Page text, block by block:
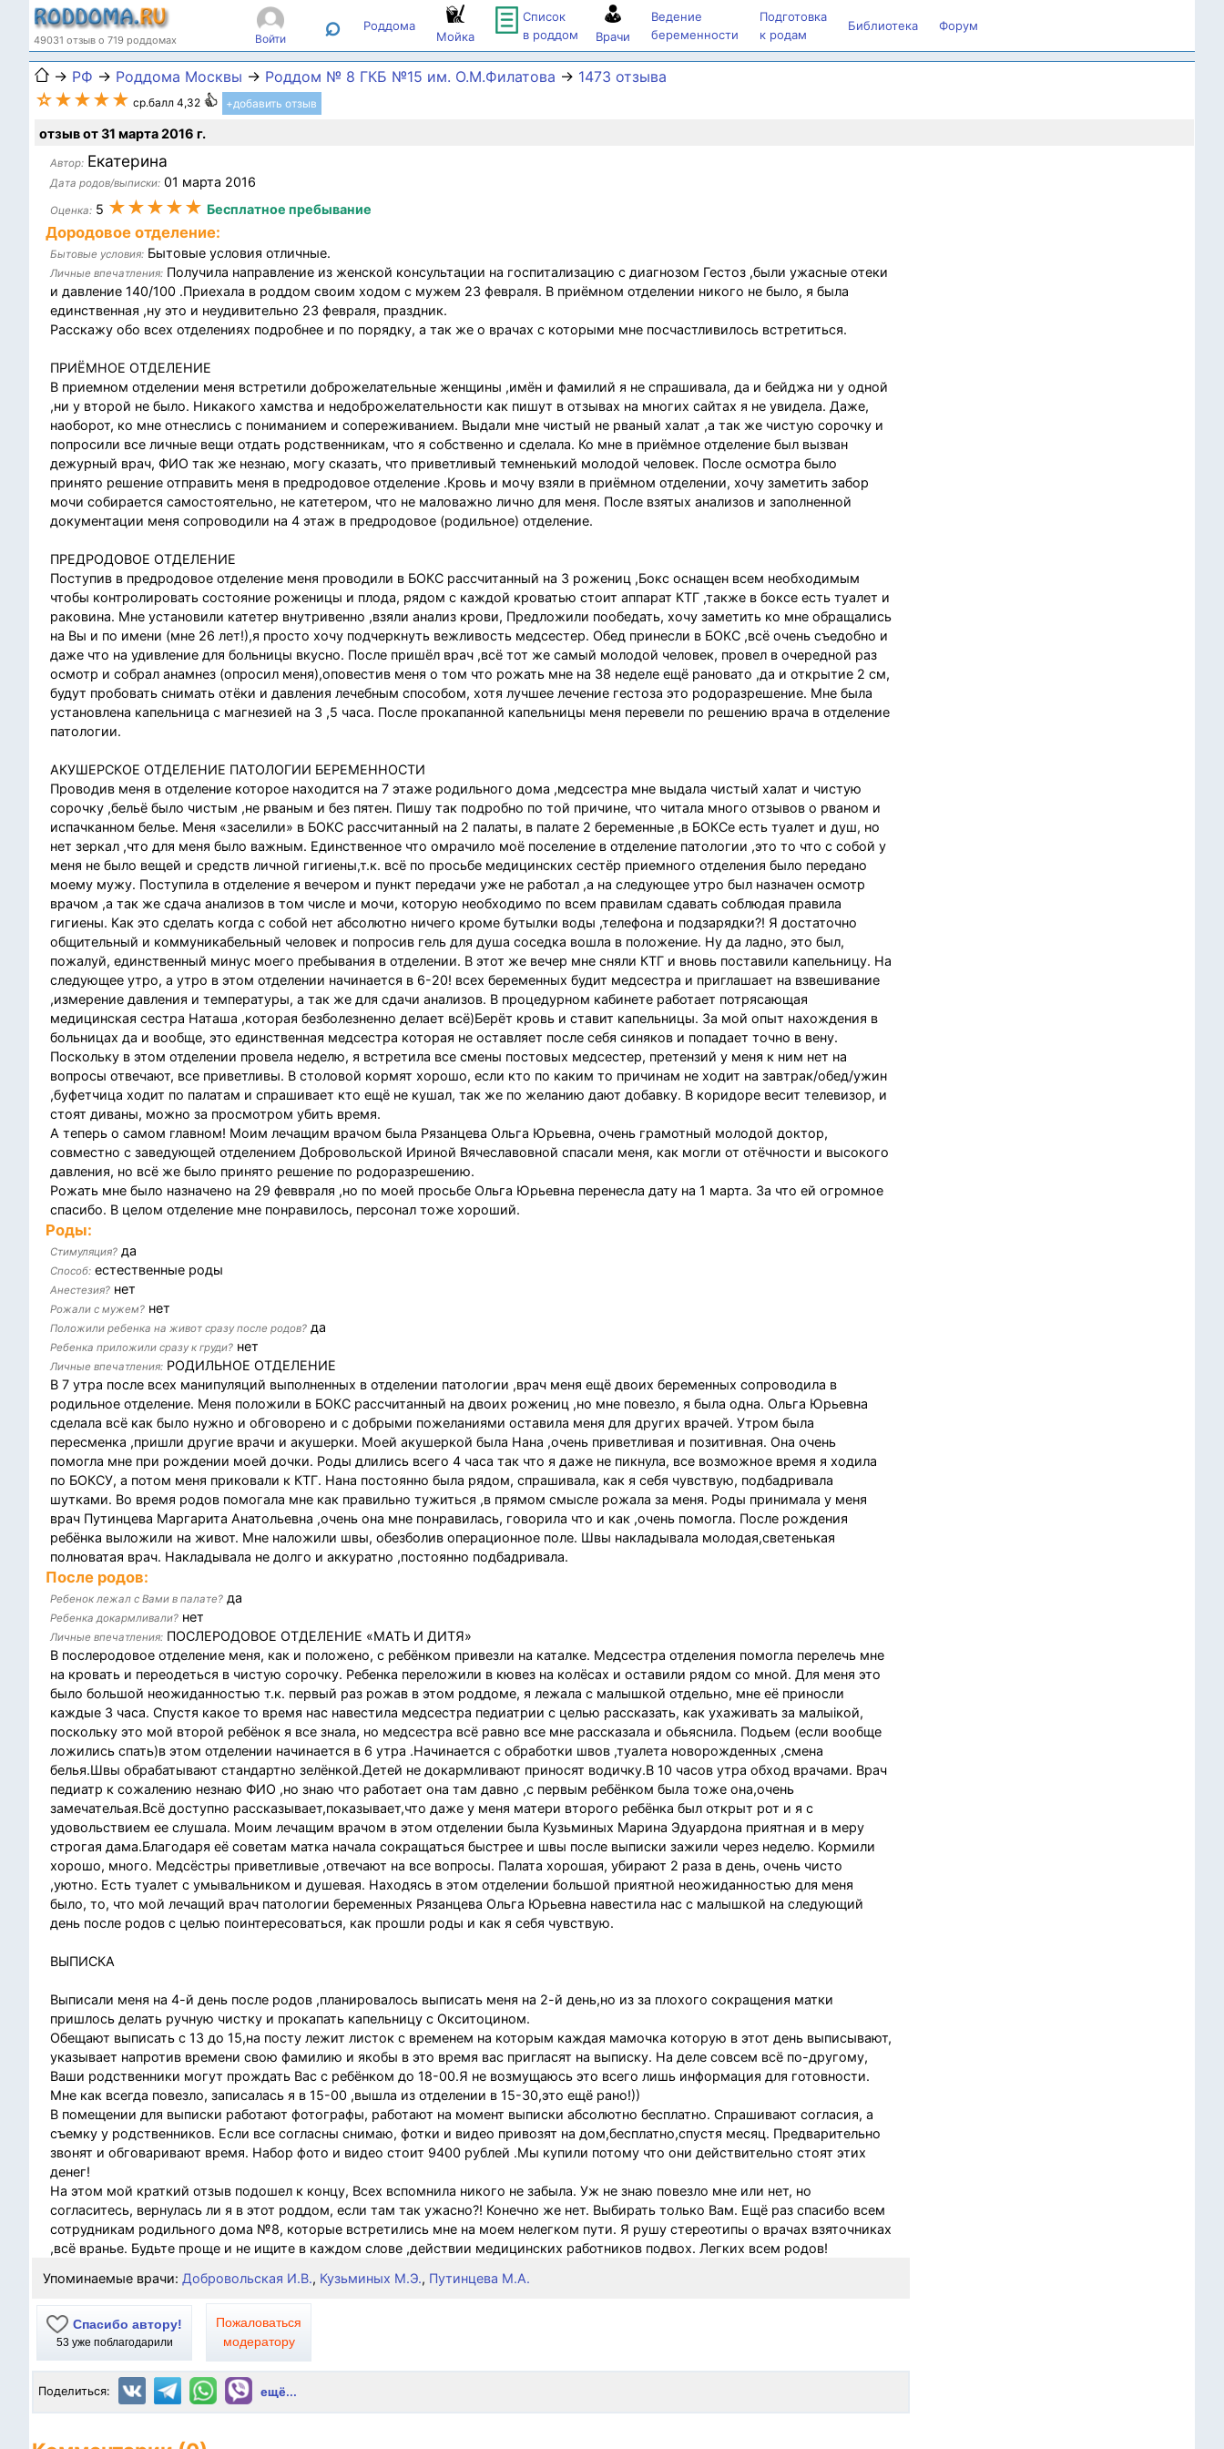
49031 отзыв о 719 роддомах Войти ⌕ Роддома
Мойка
Список
в роддом
Врачи
Ведение
беременности
Подготовка
к родам
Библиотека Форум
→ РФ → Роддома Москвы → Роддом № 8 ГКБ №15 им. О.М.Филатова → 1473 отзыва
☆★★★★ ср.балл 4,32 +добавить отзыв
отзыв от 31 марта 2016 г.
Автор: Екатерина
Дата родов/выписки: 01 марта 2016
Оценка: 5 ★★★★★ Бесплатное пребывание
Дородовое отделение:
Бытовые условия: Бытовые условия отличные.
Личные впечатления: Получила направление из женской консультации на госпитализацию с диагнозом Гестоз ,были ужасные отеки
и давление 140/100 .Приехала в роддом своим ходом с мужем 23 февраля. В приёмном отделении никого не было, я была
единственная ,ну это и неудивительно 23 февраля, праздник.
Расскажу обо всех отделениях подробнее и по порядку, а так же о врачах с которыми мне посчастливилось встретиться.
ПРИЁМНОЕ ОТДЕЛЕНИЕ
В приемном отделении меня встретили доброжелательные женщины ,имён и фамилий я не спрашивала, да и бейджа ни у одной
,ни у второй не было. Никакого хамства и недоброжелательности как пишут в отзывах на многих сайтах я не увидела. Даже,
наоборот, ко мне отнеслись с пониманием и сопереживанием. Выдали мне чистый не рваный халат ,а так же чистую сорочку и
попросили все личные вещи отдать родственникам, что я собственно и сделала. Ко мне в приёмное отделение был вызван
дежурный врач, ФИО так же незнаю, могу сказать, что приветливый темненький молодой человек. После осмотра было
принято решение отправить меня в предродовое отделение .Кровь и мочу взяли в приёмном отделении, хочу заметить забор
мочи собирается самостоятельно, не катетером, что не маловажно лично для меня. После взятых анализов и заполненной
документации меня сопроводили на 4 этаж в предродовое (родильное) отделение.
ПРЕДРОДОВОЕ ОТДЕЛЕНИЕ
Поступив в предродовое отделение меня проводили в БОКС рассчитанный на 3 рожениц ,Бокс оснащен всем необходимым
чтобы контролировать состояние роженицы и плода, рядом с каждой кроватью стоит аппарат КТГ ,также в боксе есть туалет и
раковина. Мне установили катетер внутривенно ,взяли анализ крови, Предложили пообедать, хочу заметить ко мне обращались
на Вы и по имени (мне 26 лет!),я просто хочу подчеркнуть вежливость медсестер. Обед принесли в БОКС ,всё очень съедобно и
даже что на удивление для больницы вкусно. После пришёл врач ,всё тот же самый молодой человек, провел в очередной раз
осмотр и собрал анамнез (опросил меня),оповестив меня о том что рожать мне на 38 неделе ещё рановато ,да и открытие 2 см,
будут пробовать снимать отёки и давления лечебным способом, хотя лучшее лечение гестоза это родоразрешение. Мне была
установлена капельница с магнезией на 3 ,5 часа. После прокапанной капельницы меня перевели по решению врача в отделение
патологии.
АКУШЕРСКОЕ ОТДЕЛЕНИЕ ПАТОЛОГИИ БЕРЕМЕННОСТИ
Проводив меня в отделение которое находится на 7 этаже родильного дома ,медсестра мне выдала чистый халат и чистую
сорочку ,бельё было чистым ,не рваным и без пятен. Пишу так подробно по той причине, что читала много отзывов о рваном и
испачканном белье. Меня «заселили» в БОКС рассчитанный на 2 палаты, в палате 2 беременные ,в БОКСе есть туалет и душ, но
нет зеркал ,что для меня было важным. Единственное что омрачило моё поселение в отделение патологии ,это то что с собой у
меня не было вещей и средств личной гигиены,т.к. всё по просьбе медицинских сестёр приемного отделения было передано
моему мужу. Поступила в отделение я вечером и пункт передачи уже не работал ,а на следующее утро был назначен осмотр
врачом ,а так же сдача анализов в том числе и мочи, которую необходимо по всем правилам сдавать соблюдая правила
гигиены. Как это сделать когда с собой нет абсолютно ничего кроме бутылки воды ,телефона и подзарядки?! Я достаточно
общительный и коммуникабельный человек и попросив гель для душа соседка вошла в положение. Ну да ладно, это был,
пожалуй, единственный минус моего пребывания в отделении. В этот же вечер мне сняли КТГ и вновь поставили капельницу. На
следующее утро, а утро в этом отделении начинается в 6-20! всех беременных будит медсестра и приглашает на взвешивание
,измерение давления и температуры, а так же для сдачи анализов. В процедурном кабинете работает потрясающая
медицинская сестра Наташа ,которая безболезненно делает всё)Берёт кровь и ставит капельницы. За мой опыт нахождения в
больницах да и вообще, это единственная медсестра которая не оставляет после себя синяков и попадает точно в вену.
Поскольку в этом отделении провела неделю, я встретила все смены постовых медсестер, претензий у меня к ним нет на
вопросы отвечают, все приветливы. В столовой кормят хорошо, если кто по каким то причинам не ходит на завтрак/обед/ужин
,буфетчица ходит по палатам и спрашивает кто ещё не кушал, так же по желанию дают добавку. В коридоре весит телевизор, и
стоят диваны, можно за просмотром убить время.
А теперь о самом главном! Моим лечащим врачом была Рязанцева Ольга Юрьевна, очень грамотный молодой доктор,
совместно с заведующей отделением Добровольской Ириной Вячеславовной спасали меня, как могли от отёчности и высокого
давления, но всё же было принято решение по родоразрешению.
Рожать мне было назначено на 29 феввраля ,но по моей просьбе Ольга Юрьевна перенесла дату на 1 марта. За что ей огромное
спасибо. В целом отделение мне понравилось, персонал тоже хороший.
Роды:
Стимуляция? да
Способ: естественные роды
Анестезия? нет
Рожали с мужем? нет
Положили ребенка на живот сразу после родов? да
Ребенка приложили сразу к груди? нет
Личные впечатления: РОДИЛЬНОЕ ОТДЕЛЕНИЕ
В 7 утра после всех манипуляций выполненных в отделении патологии ,врач меня ещё двоих беременных сопроводила в
родильное отделение. Меня положили в БОКС рассчитанный на двоих рожениц ,но мне повезло, я была одна. Ольга Юрьевна
сделала всё как было нужно и обговорено и с добрыми пожеланиями оставила меня для других врачей. Утром была
пересменка ,пришли другие врачи и акушерки. Моей акушеркой была Нана ,очень приветливая и позитивная. Она очень
помогла мне при рождении моей дочки. Роды длились всего 4 часа так что я даже не пикнула, все возможное время я ходила
по БОКСУ, а потом меня приковали к КТГ. Нана постоянно была рядом, спрашивала, как я себя чувствую, подбадривала
шутками. Во время родов помогала мне как правильно тужиться ,в прямом смысле рожала за меня. Роды принимала у меня
врач Путинцева Маргарита Анатольевна ,очень она мне понравилась, говорила что и как ,очень помогла. После рождения
ребёнка выложили на живот. Мне наложили швы, обезболив операционное поле. Швы накладывала молодая,светенькая
полноватая врач. Накладывала не долго и аккуратно ,постоянно подбадривала.
После родов:
Ребенок лежал с Вами в палате? да
Ребенка докармливали? нет
Личные впечатления: ПОСЛЕРОДОВОЕ ОТДЕЛЕНИЕ «МАТЬ И ДИТЯ»
В послеродовое отделение меня, как и положено, с ребёнком привезли на каталке. Медсестра отделения помогла перелечь мне
на кровать и переодеться в чистую сорочку. Ребенка переложили в кювез на колёсах и оставили рядом со мной. Для меня это
было большой неожиданностью т.к. первый раз рожав в этом роддоме, я лежала с малышкой отдельно, мне её приносли
каждые 3 часа. Спустя какое то время нас навестила медсестра педиатрии с целью рассказать, как ухаживать за малыiкой,
поскольку это мой второй ребёнок я все знала, но медсестра всё равно все мне рассказала и обьяснила. Подьем (если вообще
ложились спать)в этом отделении начинается в 6 утра .Начинается с обработки швов ,туалета новорожденных ,смена
белья.Швы обрабатывают стандартно зелёнкой.Детей не докармливают приносят водичку.В 10 часов утра обход врачами. Врач
педиатр к сожалению незнаю ФИО ,но знаю что работает она там давно ,с первым ребёнком была тоже она,очень
замечательая.Всё доступно рассказывает,показывает,что даже у меня матери второго ребёнка был открыт рот и я с
удовольствием ее слушала. Моим лечащим врачом в этом отделении была Кузьминых Марина Эдуардона приятная и в меру
строгая дама.Благодаря её советам матка начала сокращаться быстрее и швы после выписки зажили через неделю. Кормили
хорошо, много. Медсёстры приветливые ,отвечают на все вопросы. Палата хорошая, убирают 2 раза в день, очень чисто
,уютно. Есть туалет с умывальником и душевая. Находясь в этом отделении большой приятной неожиданностью для меня
было, то, что мой лечащий врач патологии беременных Рязанцева Ольга Юрьевна навестила нас с малышкой на следующий
день после родов с целью поинтересоваться, как прошли роды и как я себя чувствую.
ВЫПИСКА
Выписали меня на 4-й день после родов ,планировалось выписать меня на 2-й день,но из за плохого сокращения матки
пришлось делать ручную чистку и прокапать капельницу с Окситоцином.
Обещают выписать с 13 до 15,на посту лежит листок с временем на которым каждая мамочка которую в этот день выписывают,
указывает напротив времени свою фамилию и якобы в это время вас пригласят на выписку. На деле совсем всё по-другому,
Ваши родственники могут прождать Вас с ребёнком до 18-00.Я не возмущаюсь это всего лишь информация для готовности.
Мне как всегда повезло, записалась я в 15-00 ,вышла из отделении в 15-30,это ещё рано!))
В помещении для выписки работают фотографы, работают на момент выписки абсолютно бесплатно. Спрашивают согласия, а
съемку у родственников. Если все согласны снимаю, фотки и видео привозят на дом,бесплатно,спустя месяц. Предварительно
звонят и обговаривают время. Набор фото и видео стоит 9400 рублей .Мы купили потому что они действительно стоят этих
денег!
На этом мой краткий отзыв подошел к концу, Всех вспомнила никого не забыла. Уж не знаю повезло мне или нет, но
согласитесь, вернулась ли я в этот роддом, если там так ужасно?! Конечно же нет. Выбирать только Вам. Ещё раз спасибо всем
сотрудникам родильного дома №8, которые встретились мне на моем нелегком пути. Я рушу стереотипы о врачах взяточниках
,всё вранье. Будьте проще и не ищите в каждом слове ,действии медицинских работников подвох. Легких всем родов!
Упоминаемые врачи: Добровольская И.В., Кузьминых М.Э., Путинцева М.А.
Спасибо автору!
53уже поблагодарили
Пожаловаться
модератору
Поделиться: ещё...